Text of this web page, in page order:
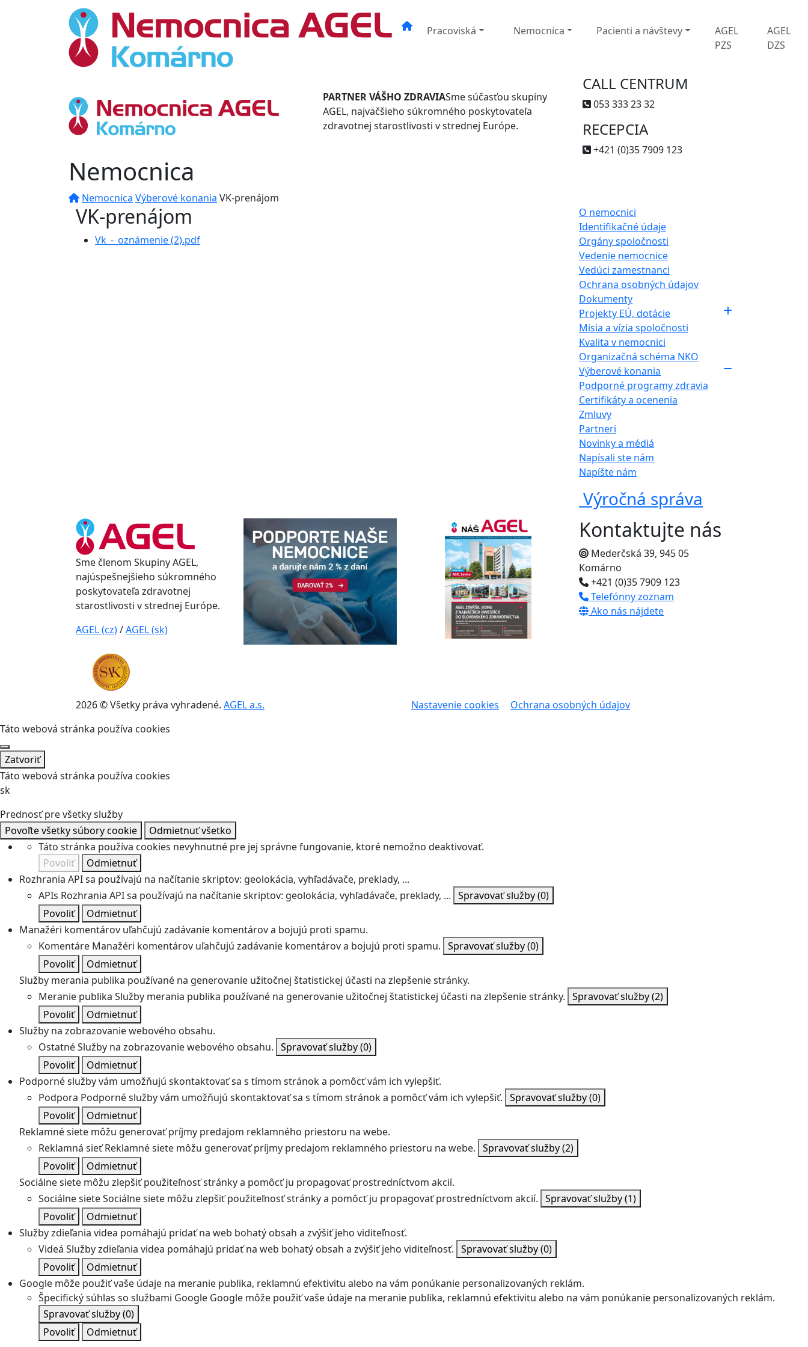
Pracoviská Nemocnica Pacienti a návštevy
AGEL
PZS
AGEL
DZS
PARTNER VÁŠHO ZDRAVIASme súčasťou skupiny
AGEL, najväčšieho súkromného poskytovateľa
zdravotnej starostlivosti v strednej Európe.
CALL CENTRUM
053 333 23 32
RECEPCIA
+421 (0)35 7909 123
Nemocnica
Nemocnica Výberové konania VK-prenájom
VK-prenájom
Vk_-_oznámenie (2).pdf
O nemocnici
Identifikačné údaje
Orgány spoločnosti
Vedenie nemocnice
Vedúci zamestnanci
Ochrana osobných údajov
Dokumenty
Projekty EÚ, dotácie
Misia a vízia spoločnosti
Kvalita v nemocnici
Organizačná schéma NKO
Výberové konania
Podporné programy zdravia
Certifikáty a ocenenia
Zmluvy
Partneri
Novinky a médiá
Napísali ste nám
Napíšte nám
Výročná správa
Sme členom Skupiny AGEL,
najúspešnejšieho súkromného
poskytovateľa zdravotnej
starostlivosti v strednej Európe.
AGEL (cz)/AGEL (sk)
Kontaktujte nás
Mederčská 39, 945 05
Komárno
+421 (0)35 7909 123
Telefónny zoznam
Ako nás nájdete
2026 © Všetky práva vyhradené. AGEL a.s. Nastavenie cookies
Ochrana osobných údajov
Táto webová stránka používa cookies
Zatvoriť
Táto webová stránka používa cookies
sk
Prednosť pre všetky služby
Povoľte všetky súbory cookie
Odmietnuť všetko
Táto stránka používa cookies nevyhnutné pre jej správne fungovanie, ktoré nemožno deaktivovať.
Povoliť
Odmietnuť
Rozhrania API sa používajú na načítanie skriptov: geolokácia, vyhľadávače, preklady, ...
APIs Rozhrania API sa používajú na načítanie skriptov: geolokácia, vyhľadávače, preklady, ... Spravovať služby(0)
Povoliť
Odmietnuť
Manažéri komentárov uľahčujú zadávanie komentárov a bojujú proti spamu.
Komentáre Manažéri komentárov uľahčujú zadávanie komentárov a bojujú proti spamu. Spravovať služby(0)
Povoliť
Odmietnuť
Služby merania publika používané na generovanie užitočnej štatistickej účasti na zlepšenie stránky.
Meranie publika Služby merania publika používané na generovanie užitočnej štatistickej účasti na zlepšenie stránky. Spravovať služby(2)
Povoliť
Odmietnuť
Služby na zobrazovanie webového obsahu.
OstatnéSlužby na zobrazovanie webového obsahu. Spravovať služby(0)
Povoliť
Odmietnuť
Podporné služby vám umožňujú skontaktovať sa s tímom stránok a pomôcť vám ich vylepšiť.
Podpora Podporné služby vám umožňujú skontaktovať sa s tímom stránok a pomôcť vám ich vylepšiť. Spravovať služby(0)
Povoliť
Odmietnuť
Reklamné siete môžu generovať príjmy predajom reklamného priestoru na webe.
Reklamná sieť Reklamné siete môžu generovať príjmy predajom reklamného priestoru na webe. Spravovať služby(2)
Povoliť
Odmietnuť
Sociálne siete môžu zlepšiť použiteľnosť stránky a pomôcť ju propagovať prostredníctvom akcií.
Sociálne sieteSociálne siete môžu zlepšiť použiteľnosť stránky a pomôcť ju propagovať prostredníctvom akcií. Spravovať služby(1)
Povoliť
Odmietnuť
Služby zdieľania videa pomáhajú pridať na web bohatý obsah a zvýšiť jeho viditeľnosť.
Videá Služby zdieľania videa pomáhajú pridať na web bohatý obsah a zvýšiť jeho viditeľnosť. Spravovať služby(0)
Povoliť
Odmietnuť
Google môže použiť vaše údaje na meranie publika, reklamnú efektivitu alebo na vám ponúkanie personalizovaných reklám.
Špecifický súhlas so službami Google Google môže použiť vaše údaje na meranie publika, reklamnú efektivitu alebo na vám ponúkanie personalizovaných reklám.
Spravovať služby(0)
Povoliť
Odmietnuť